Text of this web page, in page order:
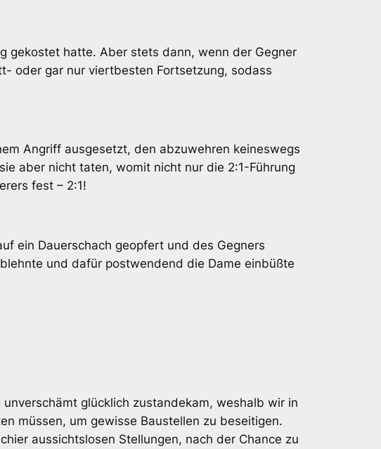
gekostet hatte. Aber stets dann, wenn der Gegner
oder gar nur viertbesten Fortsetzung, sodass
Angriff ausgesetzt, den abzuwehren keineswegs
aber nicht taten, womit nicht nur die 2:1-Führung
fest – 2:1!
ein Dauerschach geopfert und des Gegners
und dafür postwendend die Dame einbüßte
glücklich zustandekam, weshalb wir in
müssen, um gewisse Baustellen zu beseitigen.
aussichtslosen Stellungen, nach der Chance zu